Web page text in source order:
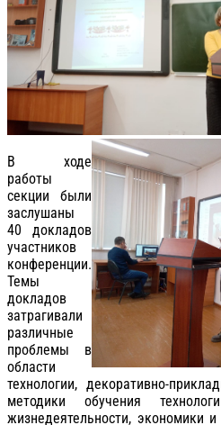
В ходе
работы
секции были
заслушаны
40 докладов
участников
конференции.
Темы
докладов
затрагивали
различные
проблемы в
области
технологии, декоративно-
методики обучения
жизнедеятельности, экономики